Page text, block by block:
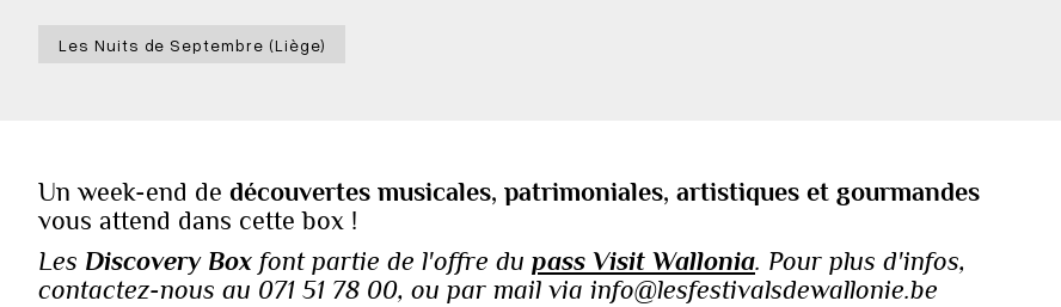
Les Nuits de Septembre (Liège)
Un week-end de découvertes musicales, patrimoniales, artistiques et gourmandes
vous attend dans cette box !‍‍
Les Discovery Box font partie de l'offre du pass Visit Wallonia. Pour plus d'infos,
contactez-nous au 071 51 78 00, ou par mail via info@lesfestivalsdewallonie.be